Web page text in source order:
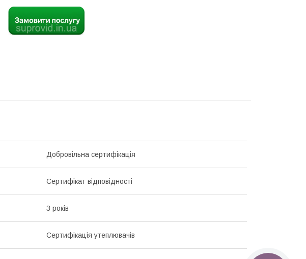
Добровільна сертифікація
Сертифікат відповідності
3 років
Сертифікація утеплювачів